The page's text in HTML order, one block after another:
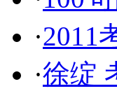
·2011
·徐绽